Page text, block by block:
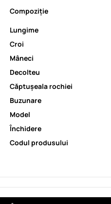
Compoziție
Lungime
Croi
Mâneci
Decolteu
Căptușeala rochiei
Buzunare
Model
Închidere
Codul produsului